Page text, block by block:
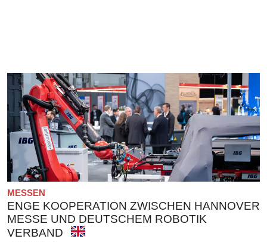
MESSEN
ENGE KOOPERATION ZWISCHEN HANNOVER
MESSE UND DEUTSCHEM ROBOTIK
VERBAND